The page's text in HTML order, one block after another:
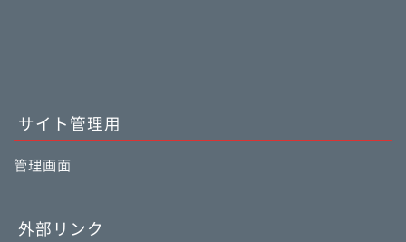
サイト管理用
管理画面
外部リンク